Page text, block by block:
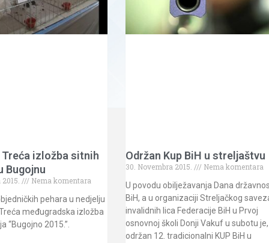
Treća izložba sitnih
Bugojnu
Nema komentara
pehara u nedjelju
međugradska izložba
“Bugojno 2015.”.
Održan Kup BiH u streljaštvu
30. Novembra 2015.
Nema komentara
U povodu obilježavanja Dana
BiH, a u organizaciji Streljačkog
invalidnih lica Federacije BiH u Prvoj
osnovnoj školi Donji Vakuf u subotu je,
održan 12. tradicionalni KUP BiH u